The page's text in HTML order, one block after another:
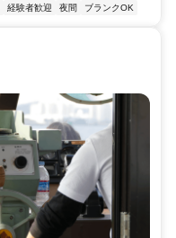
経験者歓迎 夜間 ブランクOK